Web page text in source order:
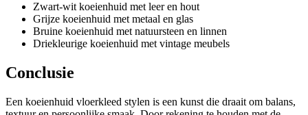
Zwart-wit koeienhuid met leer en hout
Grijze koeienhuid met metaal en glas
Bruine koeienhuid met natuursteen en linnen
Driekleurige koeienhuid met vintage meubels
Conclusie
Een koeienhuid vloerkleed stylen is een kunst die draait om balans,